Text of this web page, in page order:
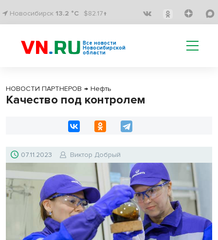
Новосибирск 13.2 °C $82.17↑
Все новости
Новосибирской
области
НОВОСТИ ПАРТНЕРОВ → Нефть
Качество под контролем
07.11.2023 Виктор Добрый